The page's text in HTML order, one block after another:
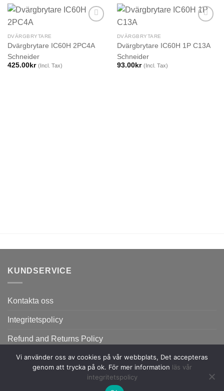
DVÄRGBRYTARE
Dvärgbrytare IC60H 2PC4A
Schneider
425.00kr (Incl. Tax)
DVÄRGBRYTARE
Dvärgbrytare IC60H 1P C13A
Schneider
93.00kr (Incl. Tax)
KUNDSERVICE
Kontakta oss
Integritetspolicy
Refund and Returns Policy
Vi använder oss av cookies på vår webbplats, Det accepteras
genom att trycka på ok. För mer information läs vår
integritetspolicy